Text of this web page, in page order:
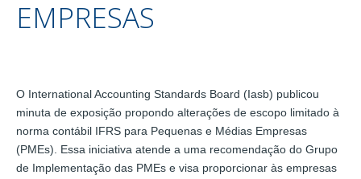
EMPRESAS
O International Accounting Standards Board (Iasb) publicou
minuta de exposição propondo alterações de escopo limitado à
norma contábil IFRS para Pequenas e Médias Empresas
(PMEs). Essa iniciativa atende a uma recomendação do Grupo
de Implementação das PMEs e visa proporcionar às empresas